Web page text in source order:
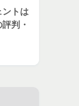
ントは
判・